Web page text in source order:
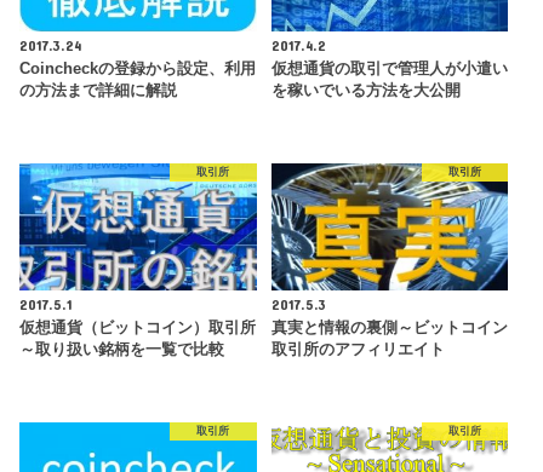
2017.3.24
Coincheckの登録から設定、利用
の方法まで詳細に解説
2017.4.2
仮想通貨の取引で管理人が小遣い
を稼いでいる方法を大公開
取引所
2017.5.1
仮想通貨（ビットコイン）取引所
～取り扱い銘柄を一覧で比較
取引所
2017.5.3
真実と情報の裏側～ビットコイン
取引所のアフィリエイト
取引所 取引所